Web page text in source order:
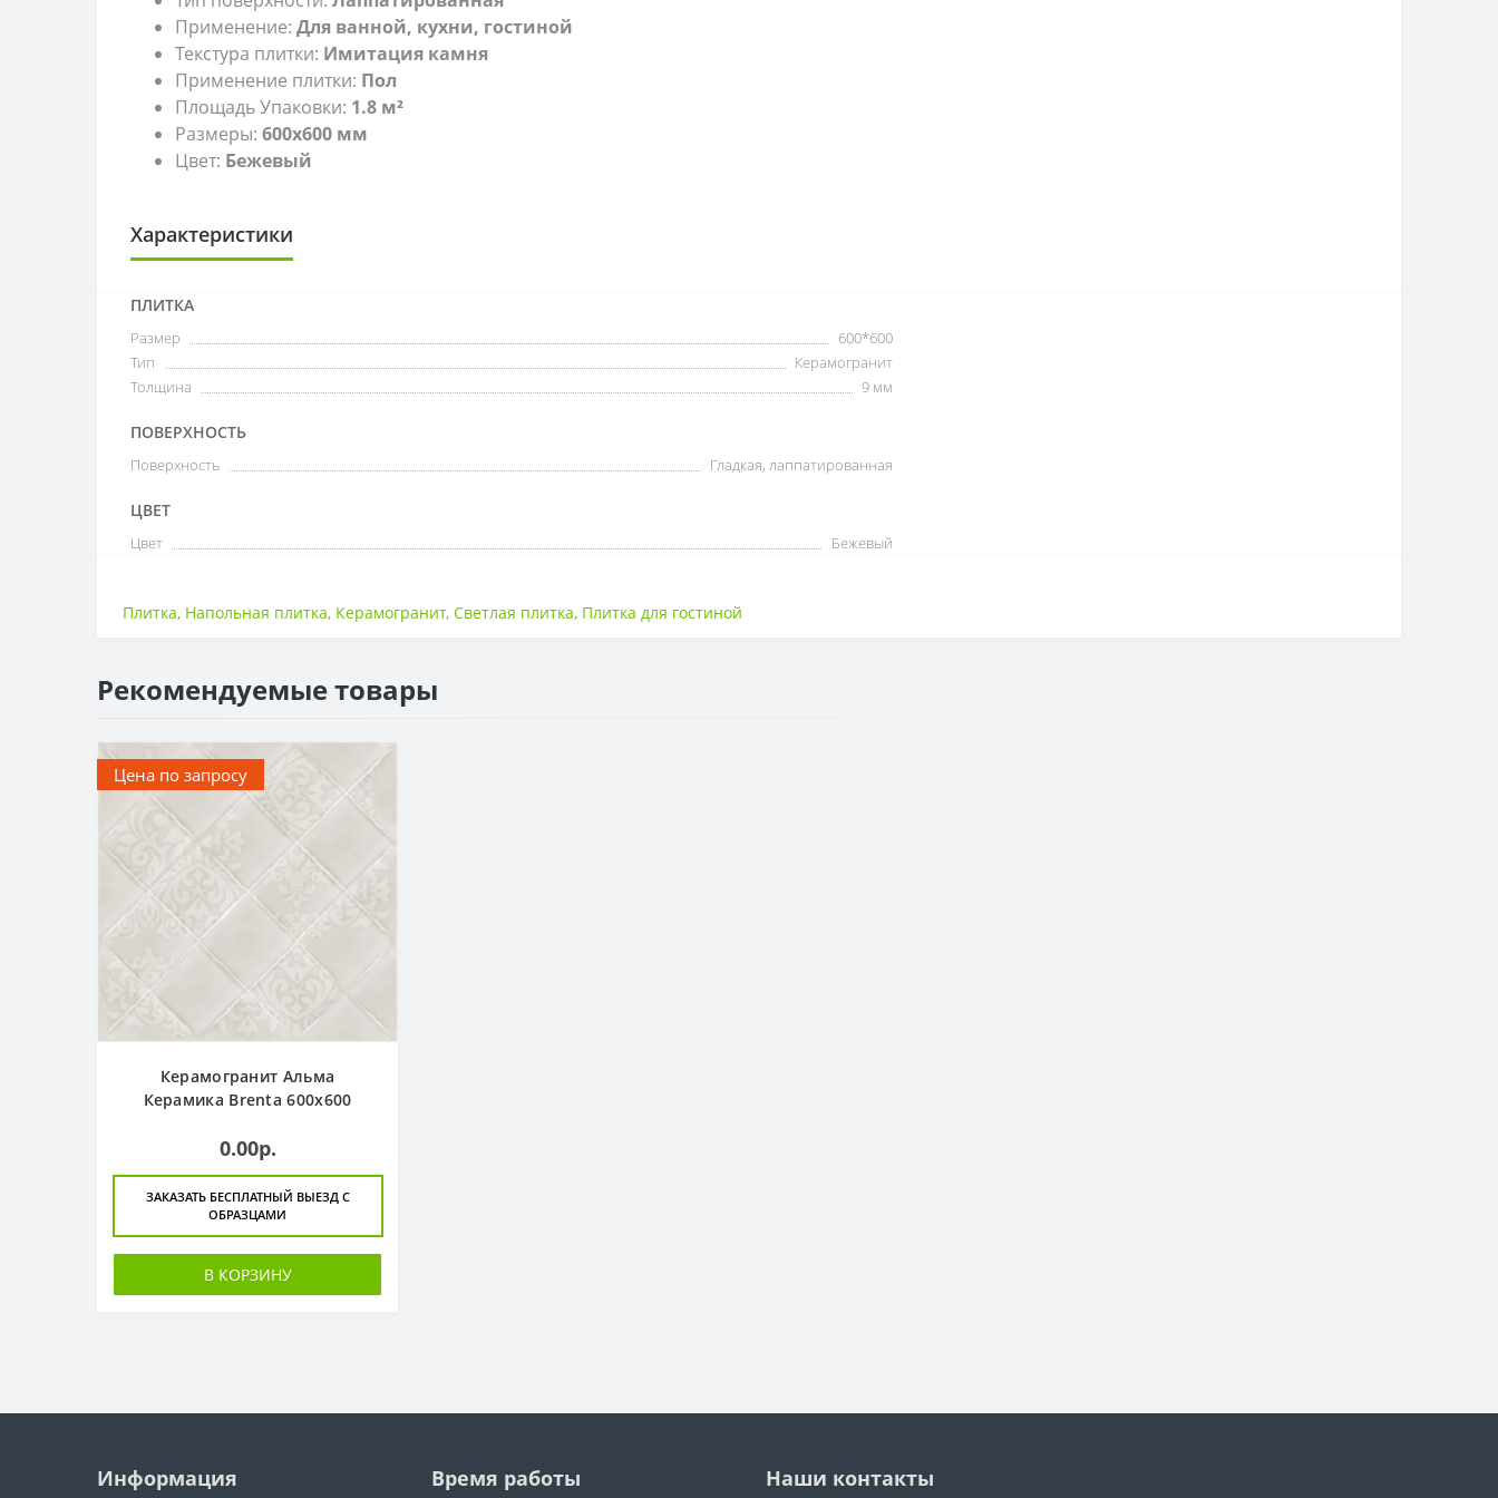
Применение: Для ванной, кухни, гостиной
Текстура плитки: Имитация камня
Применение плитки: Пол
Площадь Упаковки: 1.8 м²
Размеры: 600x600 мм
Цвет: Бежевый
Характеристики
ПЛИТКА
Размер
600*600
Тип
Керамогранит
Толщина
9 мм
ПОВЕРХНОСТЬ
Поверхность Гладкая, лаппатированная
ЦВЕТ
Цвет Бежевый
Плитка, Напольная плитка, Керамогранит,Светлая плитка, Плитка для гостиной
Рекомендуемые товары
Цена по запросу
Керамогранит Альма
Керамика Brenta 600x600
0.00р.
ЗАКАЗАТЬ БЕСПЛАТНЫЙ ВЫЕЗД С
ОБРАЗЦАМИ
В КОРЗИНУ
Информация Время работы Наши контакты